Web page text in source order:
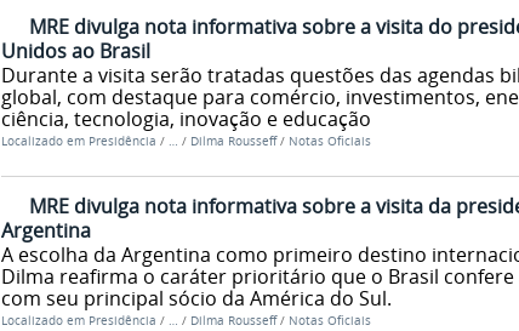
MRE divulga nota informativa sobre a visita do
Unidos ao Brasil
Durante a visita serão tratadas questões das agendas
global, com destaque para comércio, investimentos,
ciência, tecnologia, inovação e educação
Localizado em Presidência / … / Dilma Rousseff / Notas Oficiais
MRE divulga nota informativa sobre a visita da
Argentina
A escolha da Argentina como primeiro destino
Dilma reafirma o caráter prioritário que o Brasil
com seu principal sócio da América do Sul.
Localizado em Presidência / … / Dilma Rousseff / Notas Oficiais